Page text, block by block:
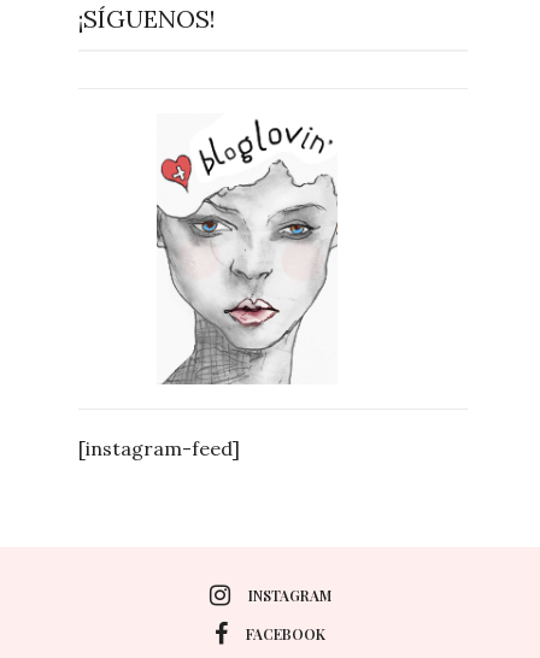
¡SÍGUENOS!
[instagram-feed]
INSTAGRAM
FACEBOOK